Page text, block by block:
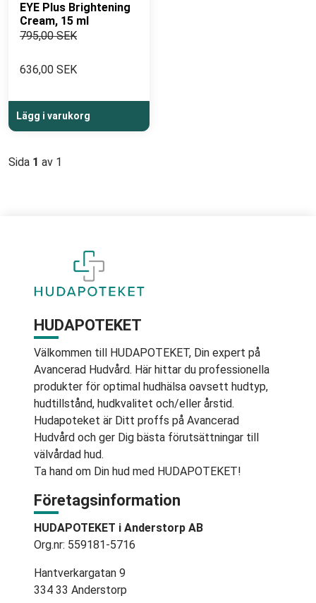
EYE Plus Brightening
Cream, 15 ml
795,00 SEK
636,00 SEK
Lägg i varukorg
Sida 1 av 1
HUDAPOTEKET
Välkommen till HUDAPOTEKET, Din expert på
Avancerad Hudvård. Här hittar du professionella
produkter för optimal hudhälsa oavsett hudtyp,
hudtillstånd, hudkvalitet och/eller årstid.
Hudapoteket är Ditt proffs på Avancerad
Hudvård och ger Dig bästa förutsättningar till
välvårdad hud.
Ta hand om Din hud med HUDAPOTEKET!
Företagsinformation
HUDAPOTEKET i Anderstorp AB
Org.nr: 559181-5716
Hantverkargatan 9
334 33 Anderstorp